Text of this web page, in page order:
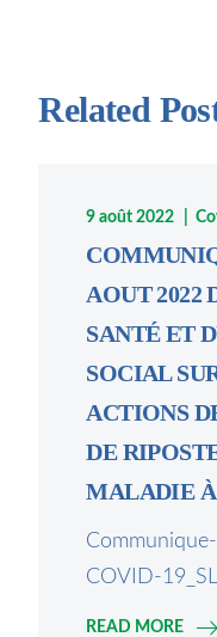
Related
9 août 2022
AOUT 2022
SANTÉ ET
SOCIAL
ACTIONS
DE
MALADIE À
COVID-
READ MORE